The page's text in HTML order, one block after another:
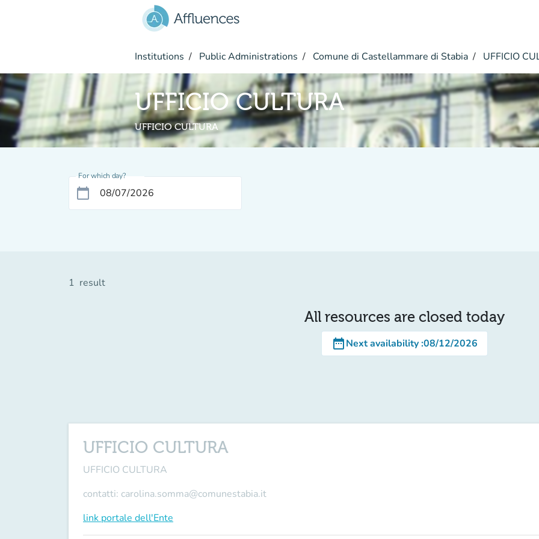
Institutions Public Administrations Comune di Castellammare di Stabia UFFICIO
UFFICIO CULTURA
UFFICIO CULTURA
For which day?
calendar_today
1 result
All resources are closed today
date_rangeNext availability:08/12/2026
UFFICIO CULTURA
UFFICIO CULTURA
contatti: carolina.somma@comunestabia.it
link portale dell'Ente